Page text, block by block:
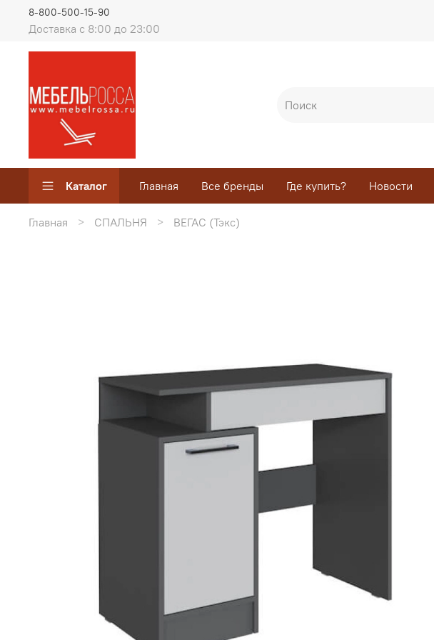
Доставка с 8:00 до 23:00
8-800-500-15-90
Каталог Главная Все бренды Где купить? Новости
Главная СПАЛЬНЯ ВЕГАС (Тэкс)